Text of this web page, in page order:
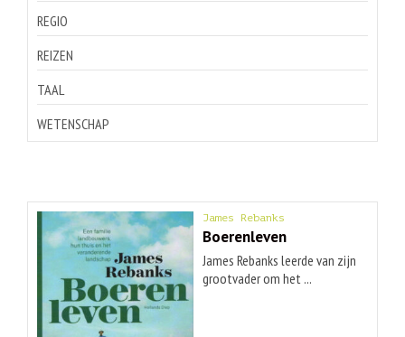
REGIO
REIZEN
TAAL
WETENSCHAP
James Rebanks
Boerenleven
James Rebanks leerde van zijn
grootvader om het ...